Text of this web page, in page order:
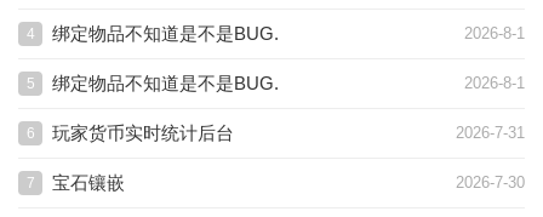
2026-8-1
4 绑定物品不知道是不是BUG.
2026-8-1
5 绑定物品不知道是不是BUG.
2026-7-31
6 玩家货币实时统计后台
2026-7-30
7 宝石镶嵌